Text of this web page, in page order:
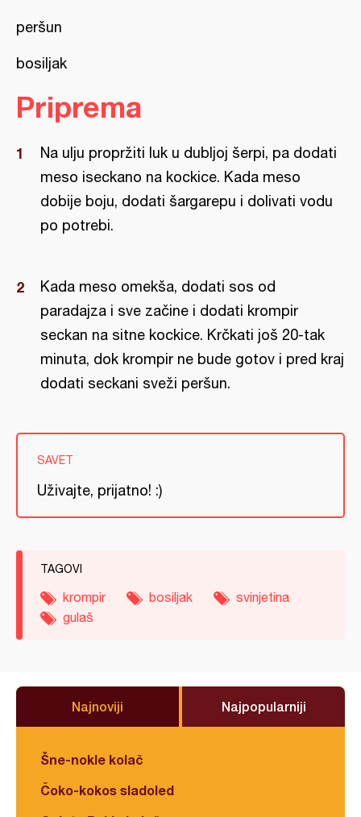
peršun
bosiljak
Priprema
Na ulju propržiti luk u dubljoj šerpi, pa dodati
meso iseckano na kockice. Kada meso
dobije boju, dodati šargarepu i dolivati vodu
po potrebi.
Kada meso omekša, dodati sos od
paradajza i sve začine i dodati krompir
seckan na sitne kockice. Krčkati još 20-tak
minuta, dok krompir ne bude gotov i pred kraj
dodati seckani sveži peršun.
SAVET
Uživajte, prijatno! :)
TAGOVI
krompir bosiljak
svinjetina
gulaš
Najnoviji Najpopularniji
Šne-nokle kolač
Čoko-kokos sladoled